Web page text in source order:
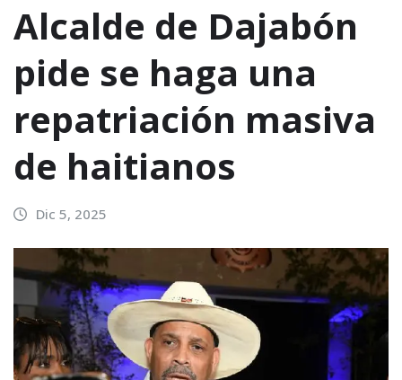
Alcalde de Dajabón
pide se haga una
repatriación masiva
de haitianos
Dic 5, 2025